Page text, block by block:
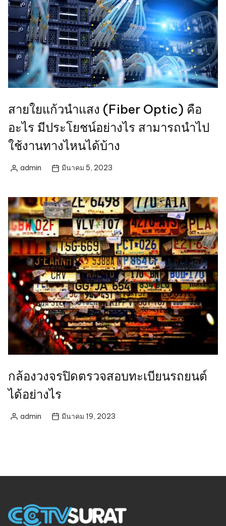
สายใยแก้วนําแสง (Fiber Optic) คือ
อะไร มีประโยชน์อย่างไร สามารถนำไป
ใช้งานทางไหนได้บ้าง
Postedadmin มีนาคม 5, 2023
กล้องวงจรปิดตรวจสอบทะเบียนรถยนต์
ได้อย่างไร
Postedadmin มีนาคม 19, 2023